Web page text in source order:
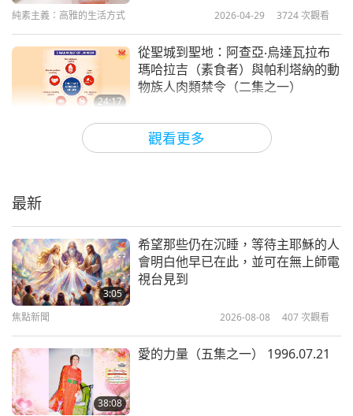
觀看更多
純素主義：高雅的生活方式 2026-04-29 3724次觀看
24:17
從聖城到聖地：阿查亞‧烏達瓦拉布
瑪哈拉吉（素食者）與帕利塔納的動
物族人肉類禁令（二集之一）
純素主義：高雅的生活方式 2026-04-21
印尼傳統香蘭椰子風味小吃—純素印
尼煎餅（米鬆餅）搭配菠蘿蜜棕櫚糖
最新
3:05
希望那些仍在沉睡，等待主耶穌的人
會明白他早已在此，並可在無上師電
視台見到
焦點新聞 2026-08-08 407次觀看
38:08
愛的力量（五集之一） 1996.07.21